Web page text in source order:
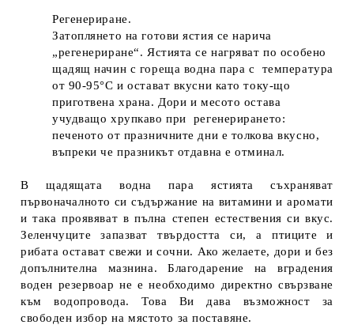
Регенериране.
Затоплянето на готови ястия се нарича
„регенериране“. Ястията се нагряват по особено
щадящ начин с гореща водна пара с температура
от 90-95°C и остават вкусни като току-що
приготвена храна. Дори и месото остава
учудващо хрупкаво при регенерирането:
печеното от празничните дни е толкова вкусно,
въпреки че празникът отдавна е отминал.
В щадящата водна пара ястията съхраняват
първоначалното си съдържание на витамини и аромати
и така проявяват в пълна степен естествения си вкус.
Зеленчуците запазват твърдостта си, а птиците и
рибата остават свежи и сочни. Ако желаете, дори и без
допълнителна мазнина. Благодарение на вградения
воден резервоар не е необходимо директно свързване
към водопровода. Това Ви дава възможност за
свободен избор на мястото за поставяне.